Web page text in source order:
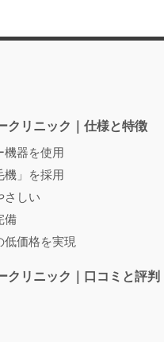
クリニック｜仕様と特徴
機器を使用
機」を採用
さしい
備
低価格を実現
クリニック｜口コミと評判